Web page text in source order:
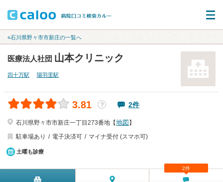
«石川県野々市市新庄の一覧へ
医療法人社団 山本クリニック
四十万駅 陽羽里駅
3.81 ？ 2件
石川県野々市市新庄一丁目273番地【地図 】
駐車場あり
電子決済可 マイナ受付 (スマホ可)
土曜も診療
2件